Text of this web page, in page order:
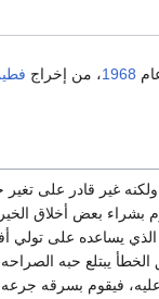
1968، من إخراج
غير قادر على تغير
بشراء بعض أخلاق
الذي يساعده على
الخطأ يبتلع حبه
فيقوم بسرقه جرعه